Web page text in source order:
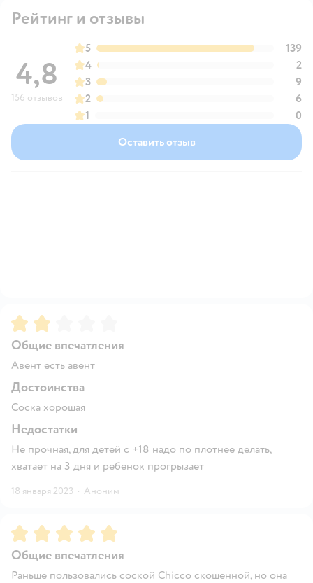
Рейтинг и отзывы
4,8
156 отзывов
5
139
4
2
3
9
2
6
1
0
Оставить отзыв
Рейтинг:
Общие впечатления
Авент есть авент
Достоинства
Соска хорошая
Недостатки
Не прочная, для детей с +18 надо по плотнее делать,
хватает на 3 дня и ребенок прогрызает
18 января 2023 · Аноним
Рейтинг:5
Общие впечатления
Раньше пользовались соской Chicco скошенной, но она